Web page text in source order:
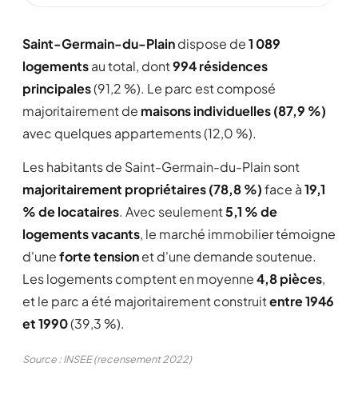
Saint-Germain-du-Plaindispose de1 089
logementsau total, dont994 résidences
principales(91,2 %). Le parc est composé
majoritairement de maisons individuelles (87,9 %)
avec quelques appartements (12,0 %).
Les habitants de Saint-Germain-du-Plain sont
majoritairement propriétaires (78,8 %)face à19,1
% de locataires. Avec seulement5,1 % de
logements vacants, le marché immobilier témoigne
d'uneforte tensionet d'une demande soutenue.
Les logements comptent en moyenne4,8 pièces,
et le parc a été majoritairement construitentre 1946
et 1990(39,3 %).
Source : INSEE (recensement 2022)